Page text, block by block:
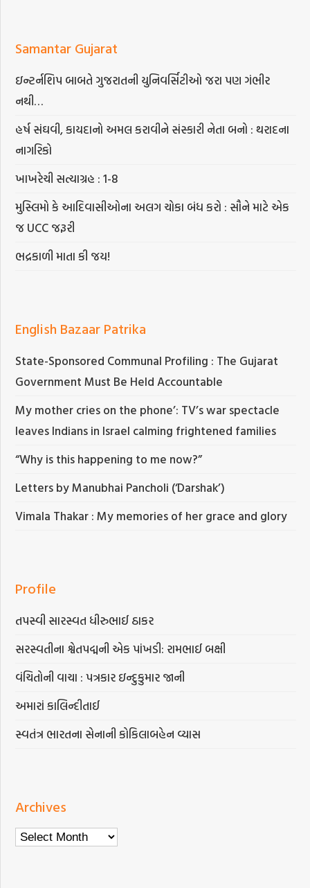
Samantar Gujarat
ઇન્ટર્નશિપ બાબતે ગુજરાતની યુનિવર્સિટીઓ જરા પણ ગંભીર
નથી…
હર્ષ સંઘવી, કાયદાનો અમલ કરાવીને સંસ્કારી નેતા બનો : થરાદના
નાગરિકો
ખાખરેચી સત્યાગ્રહ : 1-8
મુસ્લિમો કે આદિવાસીઓના અલગ ચોકા બંધ કરો : સૌને માટે એક
જ UCC જરૂરી
ભદ્રકાળી માતા કી જય!
English Bazaar Patrika
State-Sponsored Communal Profiling : The Gujarat
Government Must Be Held Accountable
My mother cries on the phone’: TV’s war spectacle
leaves Indians in Israel calming frightened families
“Why is this happening to me now?”
Letters by Manubhai Pancholi (‘Darshak’)
Vimala Thakar : My memories of her grace and glory
Profile
તપસ્વી સારસ્વત ધીરુભાઈ ઠાકર
સરસ્વતીના શ્વેતપદ્મની એક પાંખડી: રામભાઈ બક્ષી
વંચિતોની વાચા : પત્રકાર ઇન્દુકુમાર જાની
અમારાં કાલિન્દીતાઈ
સ્વતંત્ર ભારતના સેનાની કોકિલાબહેન વ્યાસ
Archives
Archives